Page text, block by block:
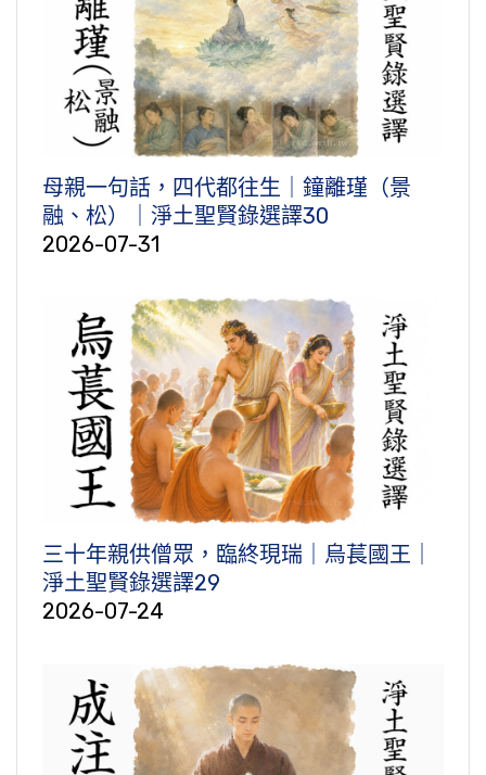
母親一句話，四代都往生｜鐘離瑾（景
融、松）｜淨土聖賢錄選譯30
2026-07-31
三十年親供僧眾，臨終現瑞｜烏萇國王｜
淨土聖賢錄選譯29
2026-07-24